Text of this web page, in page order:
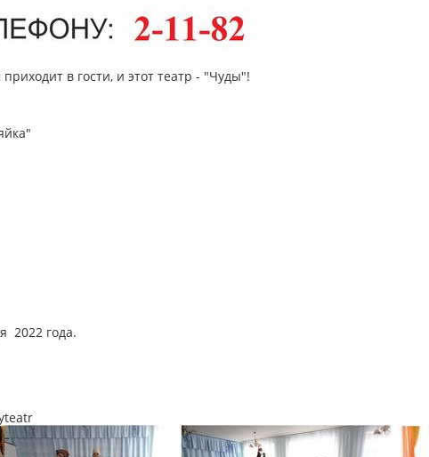
в гости, и этот театр - "Чуды"!
2022 года.